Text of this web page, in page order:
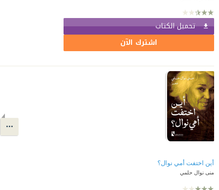
تحميل الكتاب
اشترك الآن
أين اختفت أمي نوال؟
منى نوال حلمي